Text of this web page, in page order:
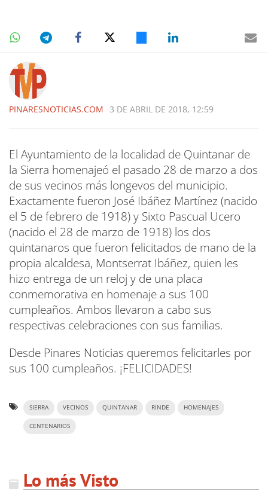
PINARESNOTICIAS.COM 3 DE ABRIL DE 2018, 12:59
El Ayuntamiento de la localidad de Quintanar de
la Sierra homenajeó el pasado 28 de marzo a dos
de sus vecinos más longevos del municipio.
Exactamente fueron José Ibáñez Martínez (nacido
el 5 de febrero de 1918) y Sixto Pascual Ucero
(nacido el 28 de marzo de 1918) los dos
quintanaros que fueron felicitados de mano de la
propia alcaldesa, Montserrat Ibáñez, quien les
hizo entrega de un reloj y de una placa
conmemorativa en homenaje a sus 100
cumpleaños. Ambos llevaron a cabo sus
respectivas celebraciones con sus familias.
Desde Pinares Noticias queremos felicitarles por
sus 100 cumpleaños. ¡FELICIDADES!
SIERRA VECINOS QUINTANAR RINDE HOMENAJES
CENTENARIOS
Lo más Visto